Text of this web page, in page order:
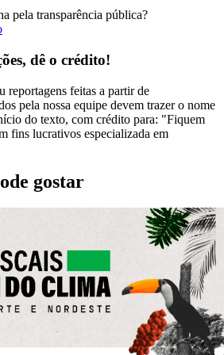
pela transparência pública?
dê o crédito!
reportagens feitas a partir de
pela nossa equipe devem trazer o nome
do texto, com crédito para: "Fiquem
fins lucrativos especializada em
gostar